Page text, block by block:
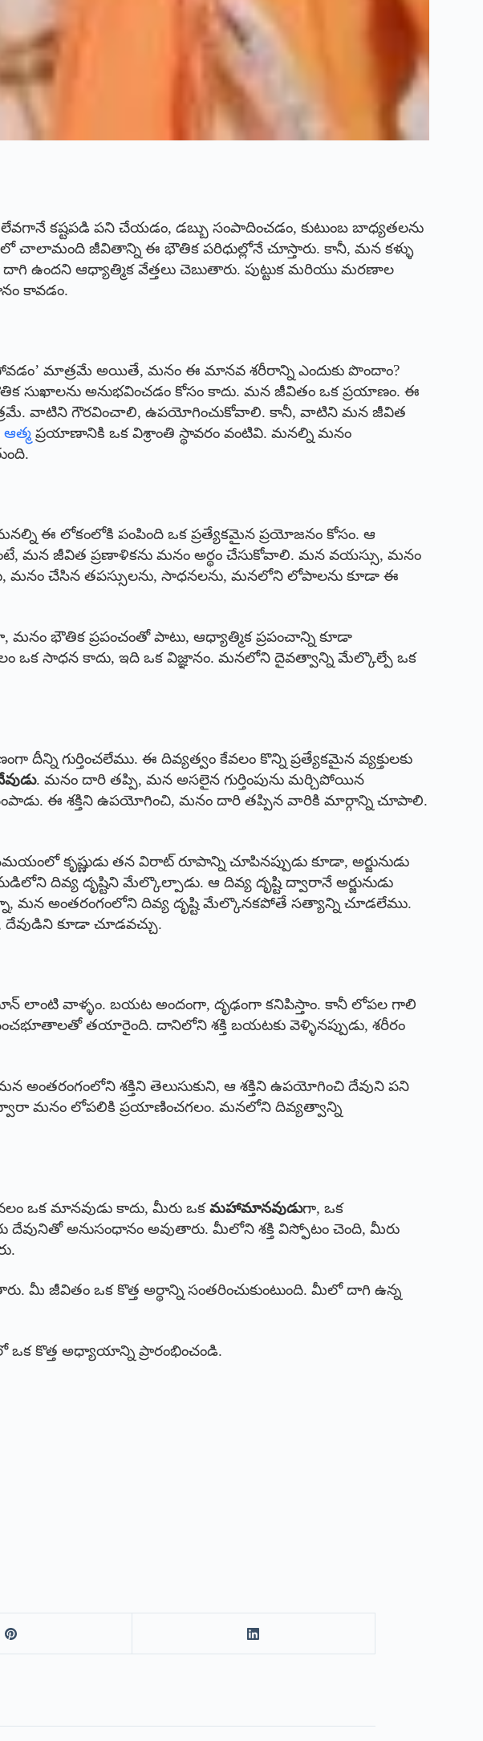
కష్టపడి పని చేయడం, డబ్బు సంపాదించడం, కుటుంబ బాధ్యతలను
చాలామంది జీవితాన్ని ఈ భౌతిక పరిధుల్లోనే చూస్తారు. కానీ, మన కళ్ళు
ఆధ్యాత్మిక వేత్తలు చెబుతారు. పుట్టుక మరియు మరణాల
కావడం.
మాత్రమే అయితే, మనం ఈ మానవ శరీరాన్ని ఎందుకు పొందాం?
సుఖాలను అనుభవించడం కోసం కాదు. మన జీవితం ఒక ప్రయాణం. ఈ
వాటిని గౌరవించాలి, ఉపయోగించుకోవాలి. కానీ, వాటిని మన జీవిత
ఆత్మ ప్రయాణానికి ఒక విశ్రాంతి స్థావరం వంటివి. మనల్ని మనం
ఈ లోకంలోకి పంపింది ఒక ప్రత్యేకమైన ప్రయోజనం కోసం. ఆ
మన జీవిత ప్రణాళికను మనం అర్థం చేసుకోవాలి. మన వయస్సు, మనం
మనం చేసిన తపస్సులను, సాధనలను, మనలోని లోపాలను కూడా ఈ
భౌతిక ప్రపంచంతో పాటు, ఆధ్యాత్మిక ప్రపంచాన్ని కూడా
ఒక సాధన కాదు, ఇది ఒక విజ్ఞానం. మనలోని దైవత్వాన్ని మేల్కొల్పే ఒక
గుర్తించలేము. ఈ దివ్యత్వం కేవలం కొన్ని ప్రత్యేకమైన వ్యక్తులకు
. మనం దారి తప్పి, మన అసలైన గుర్తింపును మర్చిపోయిన
ఈ శక్తిని ఉపయోగించి, మనం దారి తప్పిన వారికి మార్గాన్ని చూపాలి.
కృష్ణుడు తన విరాట్ రూపాన్ని చూపినప్పుడు కూడా, అర్జునుడు
దివ్య దృష్టిని మేల్కొల్పాడు. ఆ దివ్య దృష్టి ద్వారానే అర్జునుడు
మన అంతరంగంలోని దివ్య దృష్టి మేల్కొనకపోతే సత్యాన్ని చూడలేము.
కూడా చూడవచ్చు.
లాంటి వాళ్ళం. బయట అందంగా, దృఢంగా కనిపిస్తాం. కానీ లోపల గాలి
తయారైంది. దానిలోని శక్తి బయటకు వెళ్ళినప్పుడు, శరీరం
శక్తిని తెలుసుకుని, ఆ శక్తిని ఉపయోగించి దేవుని పని
మనం లోపలికి ప్రయాణించగలం. మనలోని దివ్యత్వాన్ని
ఒక మానవుడు కాదు, మీరు ఒకమహామానవుడుగా, ఒక
అనుసంధానం అవుతారు. మీలోని శక్తి విస్ఫోటం చెంది, మీరు
మీ జీవితం ఒక కొత్త అర్థాన్ని సంతరించుకుంటుంది. మీలో దాగి ఉన్న
కొత్త అధ్యాయాన్ని ప్రారంభించండి.